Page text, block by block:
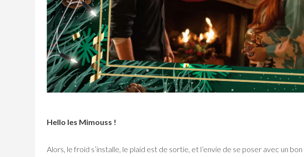
Hello les Mimouss !
Alors, le froid s’installe, le plaid est de sortie, et l’envie de se poser avec un